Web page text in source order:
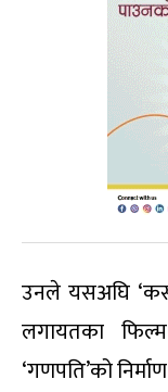
उनले यसअघि
लगायतका
‘गणपति’को